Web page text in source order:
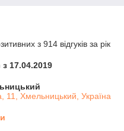
з 914 відгуків за рік
17.04.2019
11, Хмельницький, Україна